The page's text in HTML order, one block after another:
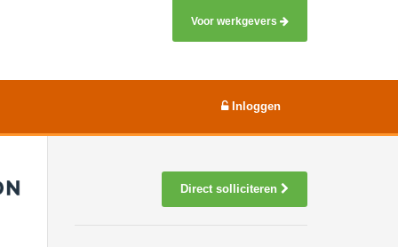
Voor werkgevers
Inloggen
Direct solliciteren